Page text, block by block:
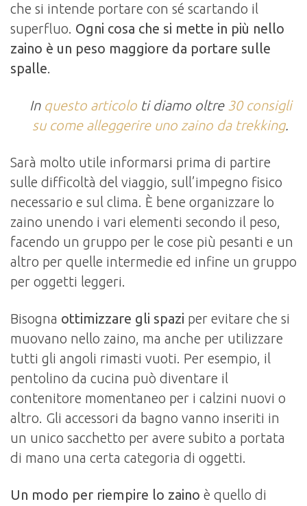
che si intende portare con sé scartando il
superfluo. Ogni cosa che si mette in più nello
zaino è un peso maggiore da portare sulle
spalle.
In questo articoloti diamo oltre 30 consigli
su come alleggerire uno zaino da trekking.
Sarà molto utile informarsi prima di partire
sulle difficoltà del viaggio, sull’impegno fisico
necessario e sul clima. È bene organizzare lo
zaino unendo i vari elementi secondo il peso,
facendo un gruppo per le cose più pesanti e un
altro per quelle intermedie ed infine un gruppo
per oggetti leggeri.
Bisogna ottimizzare gli spazi per evitare che si
muovano nello zaino, ma anche per utilizzare
tutti gli angoli rimasti vuoti. Per esempio, il
pentolino da cucina può diventare il
contenitore momentaneo per i calzini nuovi o
altro. Gli accessori da bagno vanno inseriti in
un unico sacchetto per avere subito a portata
di mano una certa categoria di oggetti.
Un modo per riempire lo zaino è quello di